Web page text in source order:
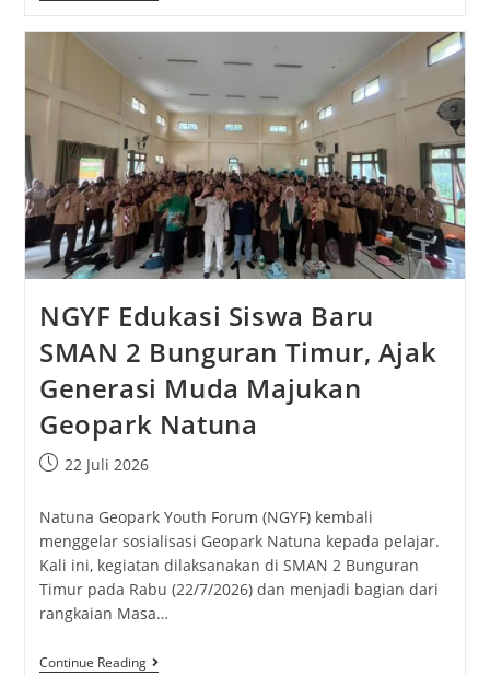
NGYF Edukasi Siswa Baru
SMAN 2 Bunguran Timur, Ajak
Generasi Muda Majukan
Geopark Natuna
22 Juli 2026
Natuna Geopark Youth Forum (NGYF) kembali
menggelar sosialisasi Geopark Natuna kepada pelajar.
Kali ini, kegiatan dilaksanakan di SMAN 2 Bunguran
Timur pada Rabu (22/7/2026) dan menjadi bagian dari
rangkaian Masa…
Continue Reading